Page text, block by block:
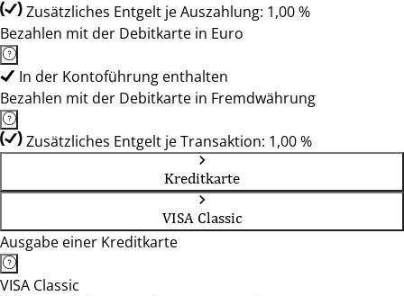
Zusätzliches Entgelt je Auszahlung: 1,00 %
Bezahlen mit der Debitkarte in Euro
In der Kontoführung enthalten
Bezahlen mit der Debitkarte in Fremdwährung
Zusätzliches Entgelt je Transaktion: 1,00 %
Kreditkarte
VISA Classic
Ausgabe einer Kreditkarte
VISA Classic